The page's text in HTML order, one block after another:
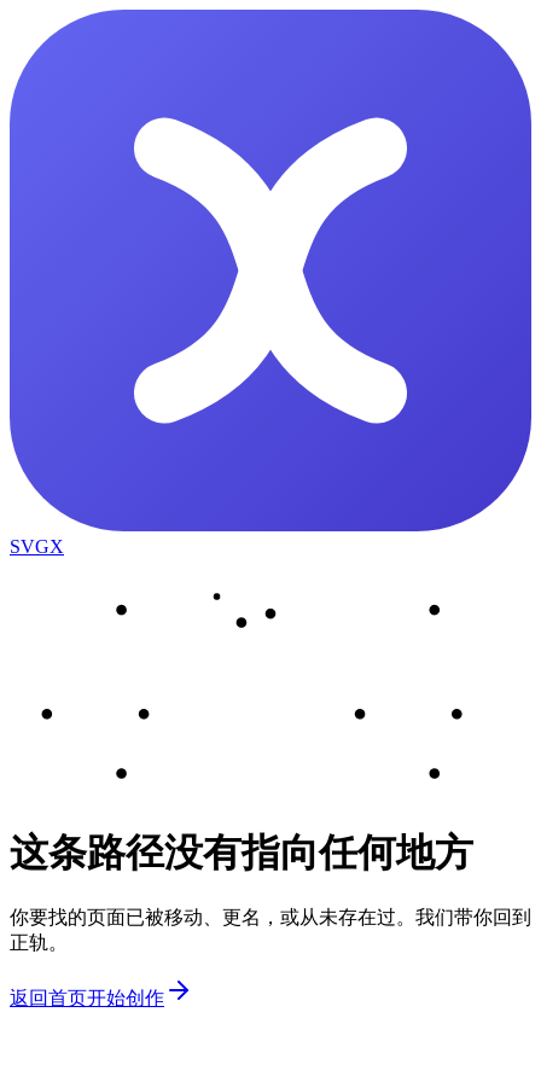
SVGX
这条路径没有指向任何地方
你要找的页面已被移动、更名，或从未存在过。我们带你回到
正轨。
返回首页开始创作